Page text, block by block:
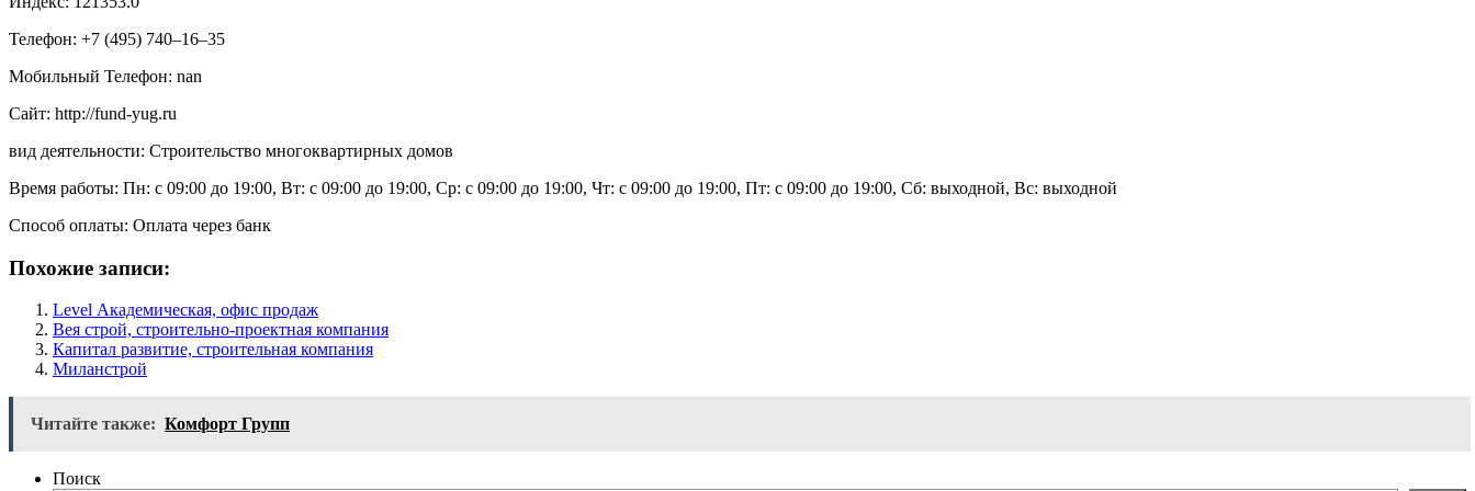
Телефон: +7 (495) 740‒16‒35
Мобильный Телефон: nan
Сайт: http://fund-yug.ru
вид деятельности: Строительство многоквартирных домов
Время работы: Пн: с 09:00 до 19:00, Вт: с 09:00 до 19:00, Ср: с 09:00 до 19:00, Чт: с 09:00 до 19:00, Пт: с 09:00 до 19:00, Сб: выходной, Вс: выходной
Способ оплаты: Оплата через банк
Похожие записи:
Level Академическая, офис продаж
Вея строй, строительно-проектная компания
Капитал развитие, строительная компания
Миланстрой
Читайте также: Комфорт Групп
Поиск